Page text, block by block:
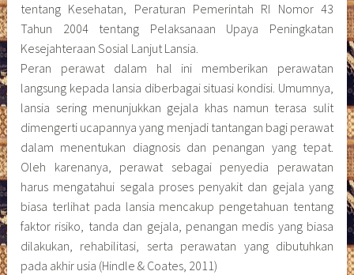
tentang Kesehatan, Peraturan Pemerintah RI Nomor 43
Tahun 2004 tentang Pelaksanaan Upaya Peningkatan
Kesejahteraan Sosial Lanjut Lansia.
Peran perawat dalam hal ini memberikan perawatan
langsung kepada lansia diberbagai situasi kondisi. Umumnya,
lansia sering menunjukkan gejala khas namun terasa sulit
dimengerti ucapannya yang menjadi tantangan bagi perawat
dalam menentukan diagnosis dan penangan yang tepat.
Oleh karenanya, perawat sebagai penyedia perawatan
harus mengatahui segala proses penyakit dan gejala yang
biasa terlihat pada lansia mencakup pengetahuan tentang
faktor risiko, tanda dan gejala, penangan medis yang biasa
dilakukan, rehabilitasi, serta perawatan yang dibutuhkan
pada akhir usia (Hindle & Coates, 2011)